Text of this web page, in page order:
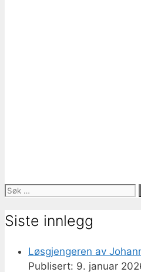
Søk
Siste innlegg
Løsgjengeren av
9. januar